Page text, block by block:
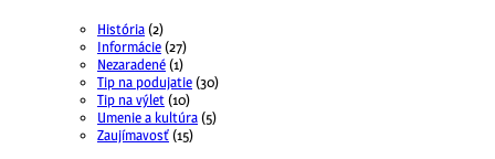
História(2)
Informácie(27)
Nezaradené(1)
Tip na podujatie(30)
Tip na výlet(10)
Umenie a kultúra(5)
Zaujímavosť(15)